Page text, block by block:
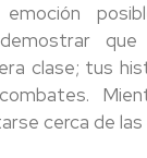
clase; tus
cerca de